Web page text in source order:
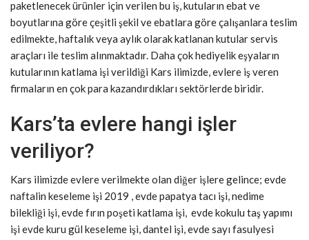
paketlenecek ürünler için verilen bu iş, kutuların ebat ve
boyutlarına göre çeşitli şekil ve ebatlara göre çalışanlara teslim
edilmekte, haftalık veya aylık olarak katlanan kutular servis
araçları ile teslim alınmaktadır. Daha çok hediyelik eşyaların
kutularının katlama işi verildiği Kars ilimizde, evlere iş veren
firmaların en çok para kazandırdıkları sektörlerde biridir.
Kars’ta evlere hangi işler
veriliyor?
Kars ilimizde evlere verilmekte olan diğer işlere gelince; evde
naftalin keseleme işi 2019 , evde papatya tacı işi, nedime
bilekliği işi, evde fırın poşeti katlama işi, evde kokulu taş yapımı
işi evde kuru gül keseleme işi, dantel işi, evde sayı fasulyesi